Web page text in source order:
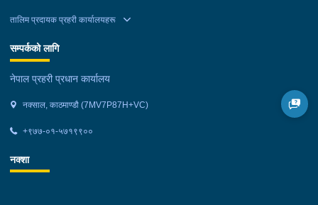
तालिम प्रदायक प्रहरी कार्यालयहरू
सम्पर्कको लागि
नेपाल प्रहरी प्रधान कार्यालय
नक्साल, काठमाण्डौ (7MV7P87H+VC)
+९७७-०१-५७१९९००
नक्शा